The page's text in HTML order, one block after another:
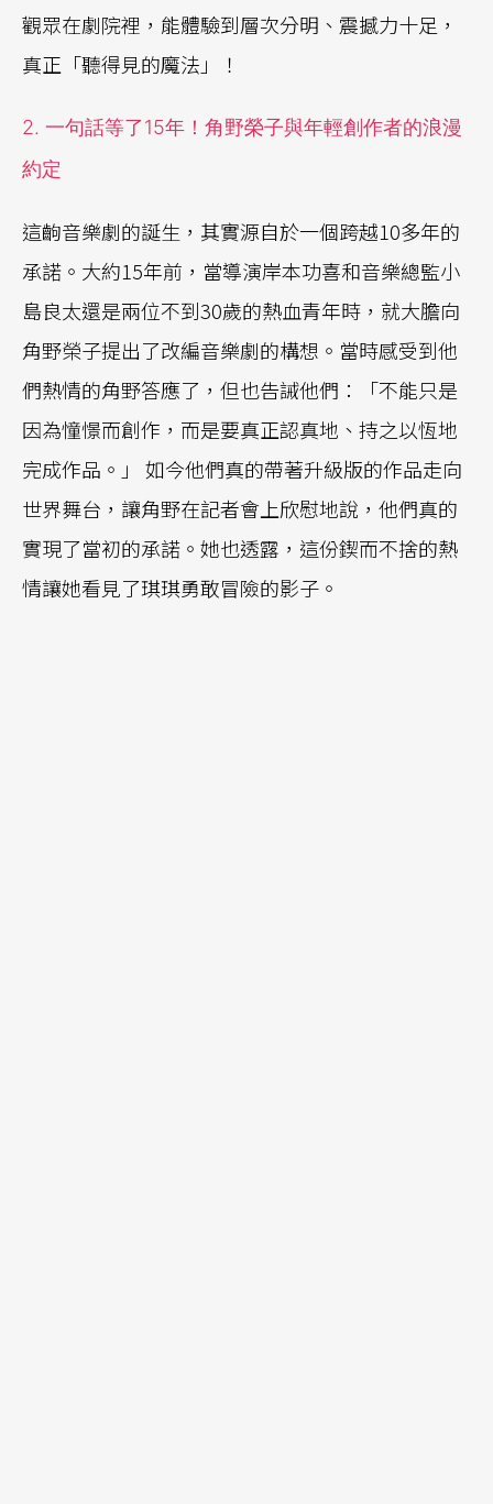
觀眾在劇院裡，能體驗到層次分明、震撼力十足，
真正「聽得見的魔法」！
2. 一句話等了15年！角野榮子與年輕創作者的浪漫
約定
這齣音樂劇的誕生，其實源自於一個跨越10多年的
承諾。大約15年前，當導演岸本功喜和音樂總監小
島良太還是兩位不到30歲的熱血青年時，就大膽向
角野榮子提出了改編音樂劇的構想。當時感受到他
們熱情的角野答應了，但也告誡他們：「不能只是
因為憧憬而創作，而是要真正認真地、持之以恆地
完成作品。」 如今他們真的帶著升級版的作品走向
世界舞台，讓角野在記者會上欣慰地說，他們真的
實現了當初的承諾。她也透露，這份鍥而不捨的熱
情讓她看見了琪琪勇敢冒險的影子。